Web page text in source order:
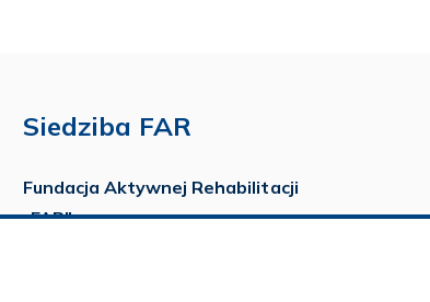
Siedziba FAR
Fundacja Aktywnej Rehabilitacji
„FAR”